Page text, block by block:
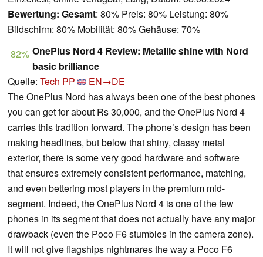
Bewertung: Gesamt: 80% Preis: 80% Leistung: 80%
Bildschirm: 80% Mobilität: 80% Gehäuse: 70%
82% OnePlus Nord 4 Review: Metallic shine with Nord
basic brilliance
Quelle: Tech PP
EN→DE
The OnePlus Nord has always been one of the best phones
you can get for about Rs 30,000, and the OnePlus Nord 4
carries this tradition forward. The phone’s design has been
making headlines, but below that shiny, classy metal
exterior, there is some very good hardware and software
that ensures extremely consistent performance, matching,
and even bettering most players in the premium mid-
segment. Indeed, the OnePlus Nord 4 is one of the few
phones in its segment that does not actually have any major
drawback (even the Poco F6 stumbles in the camera zone).
It will not give flagships nightmares the way a Poco F6